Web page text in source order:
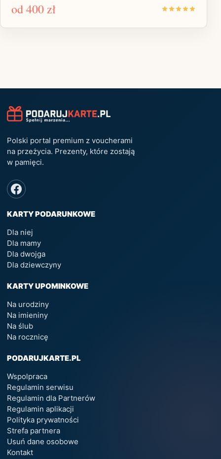
od400 zł
Polski portal premium z voucherami
na przeżycia. Prezenty, które zostają
w pamięci.
KARTY PODARUNKOWE
Dla niej
Dla mamy
Dla dwojga
Dla dziewczyny
KARTY UPOMINKOWE
Na urodziny
Na imieniny
Na ślub
Na rocznicę
PODARUJKARTE.PL
Wspolpraca
Regulamin serwisu
Regulamin dla Partnerów
Regulamin aplikacji
Polityka prywatności
Strefa partnera
Usuń dane osobowe
Kontakt